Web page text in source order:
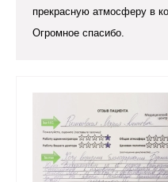
прекрасную атмосферу в
Огромное спасибо.